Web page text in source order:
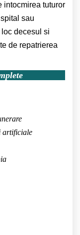
intocmirea tuturor
sau
decesul si
de repatrierea
artificiale